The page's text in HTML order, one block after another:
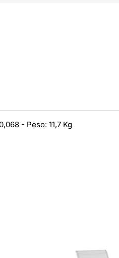
- Peso: 11,7 Kg